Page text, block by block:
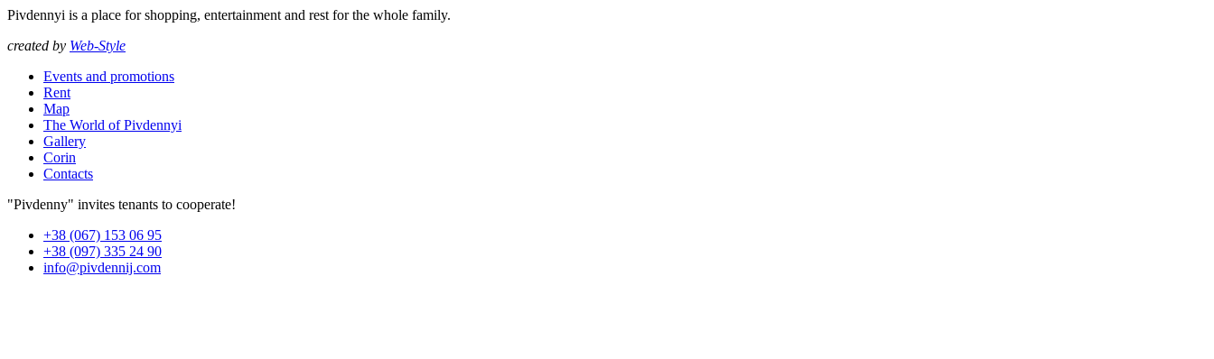
Pivdennyi is a place for shopping, entertainment and rest for the whole family.
created by Web-Style
Events and promotions
Rent
Map
The World of Pivdennyi
Gallery
Corin
Contacts
"Pivdenny" invites tenants to cooperate!
+38 (067) 153 06 95
+38 (097) 335 24 90
info@pivdennij.com